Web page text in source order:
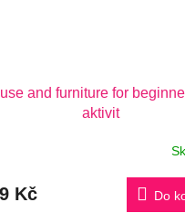
and furniture for
aktivit
Kč Do